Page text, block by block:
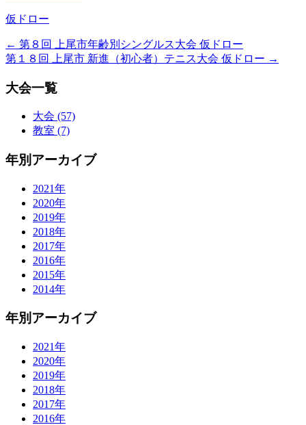
仮ドロー
← 第８回 上尾市年齢別シングルス大会 仮ドロー
第１８回 上尾市 新進（初心者）テニス大会 仮ドロー →
大会一覧
大会 (57)
教室 (7)
年別アーカイブ
2021年
2020年
2019年
2018年
2017年
2016年
2015年
2014年
年別アーカイブ
2021年
2020年
2019年
2018年
2017年
2016年